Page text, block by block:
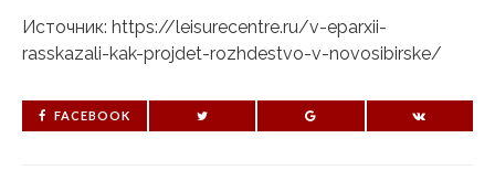
Источник: https://leisurecentre.ru/v-eparxii-
rasskazali-kak-projdet-rozhdestvo-v-novosibirske/
FACEBOOK